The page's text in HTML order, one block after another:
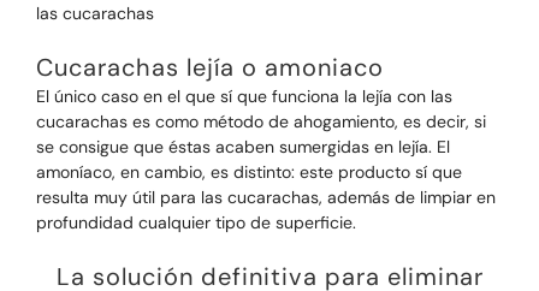
las cucarachas
Cucarachas lejía o amoniaco
El único caso en el que sí que funciona la lejía con las
cucarachas es como método de ahogamiento, es decir, si
se consigue que éstas acaben sumergidas en lejía. El
amoníaco, en cambio, es distinto: este producto sí que
resulta muy útil para las cucarachas, además de limpiar en
profundidad cualquier tipo de superficie.
La solución definitiva para eliminar